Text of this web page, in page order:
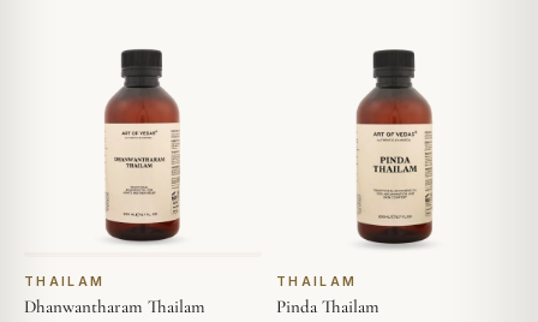
THAILAM
Dhanwantharam Thailam
THAILAM
Pinda Thailam